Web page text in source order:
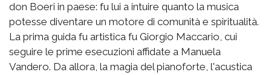
don Boeri in paese: fu lui a intuire quanto la musica
potesse diventare un motore di comunità e spiritualità.
La prima guida fu artistica fu Giorgio Maccario, cui
seguire le prime esecuzioni affidate a Manuela
Vandero. Da allora, la magia del pianoforte, l'acustica